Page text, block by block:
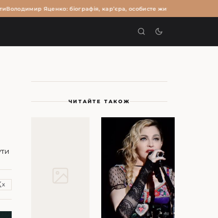
Яценко: біографія, кар’єра, особисте життя та цікаві факти
X
ЧИТАЙТЕ ТАКОЖ